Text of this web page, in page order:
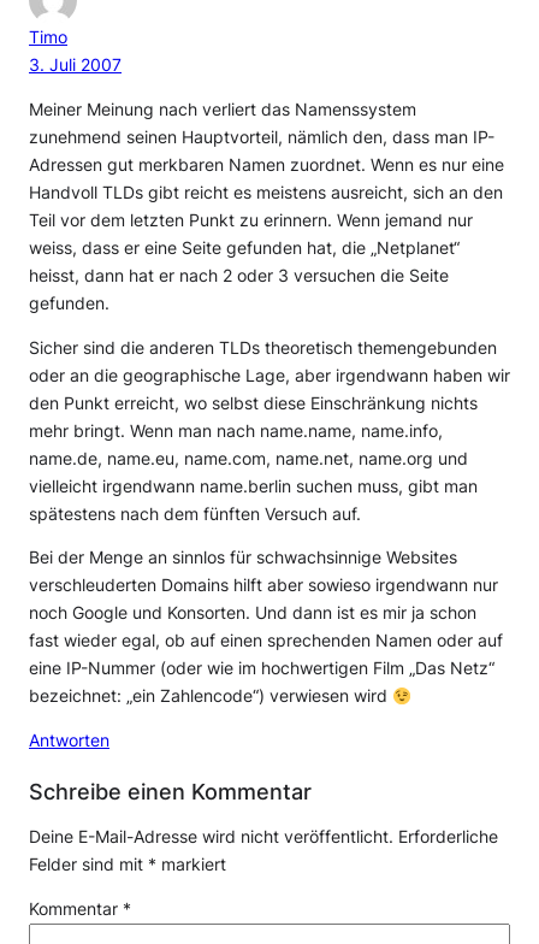
Timo
3. Juli 2007
Meiner Meinung nach verliert das Namenssystem
zunehmend seinen Hauptvorteil, nämlich den, dass man IP-
Adressen gut merkbaren Namen zuordnet. Wenn es nur eine
Handvoll TLDs gibt reicht es meistens ausreicht, sich an den
Teil vor dem letzten Punkt zu erinnern. Wenn jemand nur
weiss, dass er eine Seite gefunden hat, die „Netplanet“
heisst, dann hat er nach 2 oder 3 versuchen die Seite
gefunden.
Sicher sind die anderen TLDs theoretisch themengebunden
oder an die geographische Lage, aber irgendwann haben wir
den Punkt erreicht, wo selbst diese Einschränkung nichts
mehr bringt. Wenn man nach name.name, name.info,
name.de, name.eu, name.com, name.net, name.org und
vielleicht irgendwann name.berlin suchen muss, gibt man
spätestens nach dem fünften Versuch auf.
Bei der Menge an sinnlos für schwachsinnige Websites
verschleuderten Domains hilft aber sowieso irgendwann nur
noch Google und Konsorten. Und dann ist es mir ja schon
fast wieder egal, ob auf einen sprechenden Namen oder auf
eine IP-Nummer (oder wie im hochwertigen Film „Das Netz“
bezeichnet: „ein Zahlencode“) verwiesen wird
Antworten
Schreibe einen Kommentar
Deine E-Mail-Adresse wird nicht veröffentlicht. Erforderliche
Felder sind mit * markiert
Kommentar *